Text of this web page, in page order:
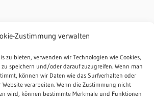
Zustimmung verwalten
zu bieten, verwenden wir Technologien wie Cookies,
speichern und/oder darauf zuzugreifen. Wenn man
können wir Daten wie das Surfverhalten oder
verarbeiten. Wenn die Zustimmung nicht
wird, können bestimmte Merkmale und Funktionen